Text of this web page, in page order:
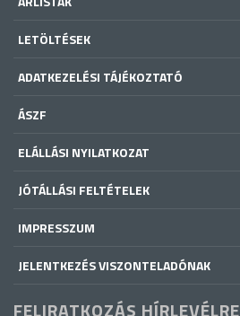
LETÖLTÉSEK
ADATKEZELÉSI TÁJÉKOZTATÓ
ÁSZF
ELÁLLÁSI NYILATKOZAT
JÓTÁLLÁSI FELTÉTELEK
IMPRESSZUM
JELENTKEZÉS VISZONTELADÓNAK